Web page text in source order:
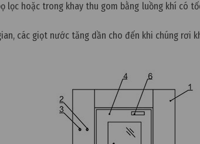
hoặc trong khay thu gom bằng luồng khí có
các giọt nước tăng dần cho đến khi chúng rơi